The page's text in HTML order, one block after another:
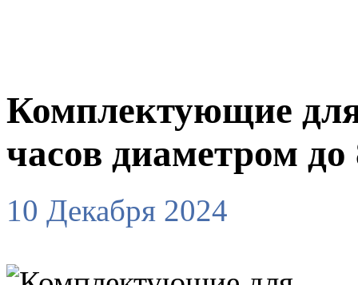
Комплектующие
часов диаметром
10 Декабря 2024